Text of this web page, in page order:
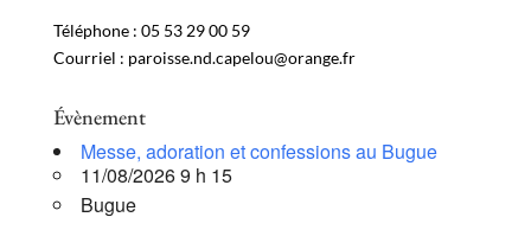
Téléphone : 05 53 29 00 59
Courriel : paroisse.nd.capelou@orange.fr
Évènement
Messe, adoration et confessions au Bugue
11/08/2026 9 h 15
Bugue